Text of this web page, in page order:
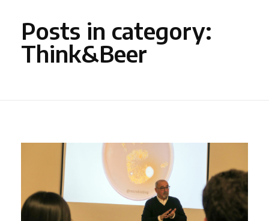
Posts in category:
Think&Beer